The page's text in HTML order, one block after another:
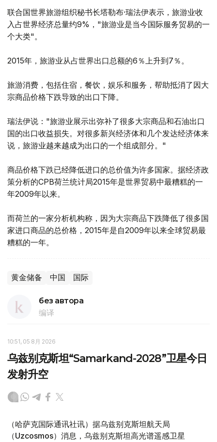
联合国世界旅游组织秘书长塔勒布·瑞法伊表示，旅游业收
入占世界经济总量约9%，"旅游业是当今国际服务贸易的一
个大类"。
2015年，旅游业从占世界出口总额的6％上升到7％。
旅游消费，包括住宿，餐饮，娱乐和服务，帮助抵消了因大
宗商品价格下跌导致的出口下降。
瑞法伊说："旅游业展示出弥补了很多大宗商品和石油出口
国的出口收益损失。对很多新兴经济体和几个发达经济体来
说，旅游业越来越成为出口的一个组成部分。"
商品价格下跌已经降低进口的总价值为许多国家。据经济政
策分析的CPB荷兰统计局2015年是世界贸易中最糟糕的一
年2009年以来。
而荷兰的一家分析机构称，因为大宗商品下跌降低了很多国
家进口商品的总价格，2015年是自2009年以来全球贸易最
糟糕的一年。
黄金储备 中国 国际
без автора
编译
10:51, 05 8月 2026
乌兹别克斯坦“Samarkand-2028”卫星今日
发射升空
（哈萨克国际通讯社讯）据乌兹别克斯坦航天局
（Uzcosmos）消息，乌兹别克斯坦高光谱遥感卫星